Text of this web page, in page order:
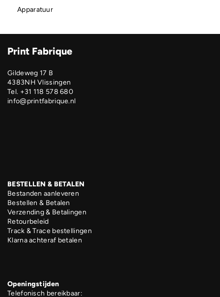
Apparatuur
Print Fabrique
Gildeweg 17 B
4383NH Vlissingen
Tel. +31 118 578 680
info@printfabrique.nl
BESTELLEN & BETALEN
Bestanden aanleveren
Bestellen & Betalen
Verzending & Betalingen
Retourbeleid
Track & Trace bestellingen
Klarna achteraf betalen
Openingstijden
Telefonisch bereikbaar: